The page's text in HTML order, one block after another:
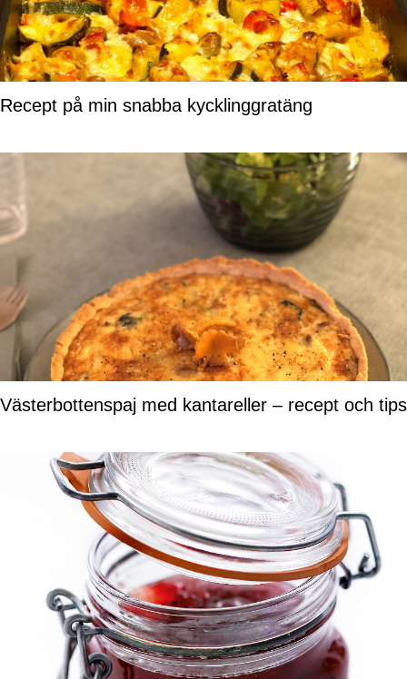
Recept på min snabba kycklinggratäng
Västerbottenspaj med kantareller – recept och tips